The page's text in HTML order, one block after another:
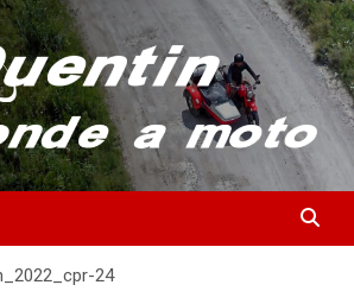
monde à moto
du monde en vieille bécane
24